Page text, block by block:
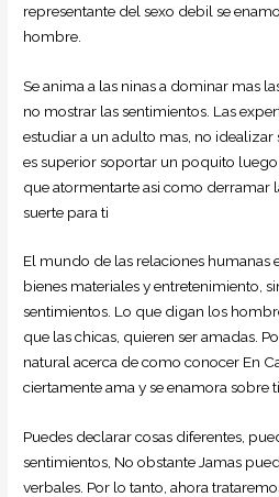
representante del sexo debil se
hombre.
Se anima a las ninas a dominar mas
no mostrar las sentimientos. Las
estudiar a un adulto mas, no
es superior soportar un poquito
que atormentarte asi­ como derramar
suerte para ti
El mundo de las relaciones humanas
bienes materiales y entretenimiento,
sentimientos. Lo que digan los
que las chicas, quieren ser amadas.
natural acerca de como conocer En
ciertamente ama y se enamora sobre
Puedes declarar cosas diferentes,
sentimientos, No obstante Jamas
verbales. Por lo tanto, ahora